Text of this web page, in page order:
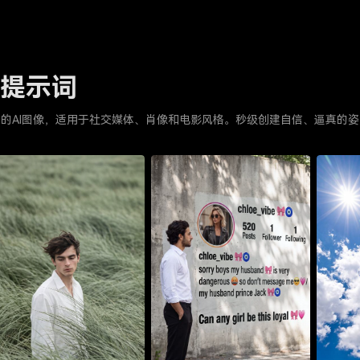
示词
AI图像，适用于社交媒体、肖像和电影风格。秒级创建自信、逼真的